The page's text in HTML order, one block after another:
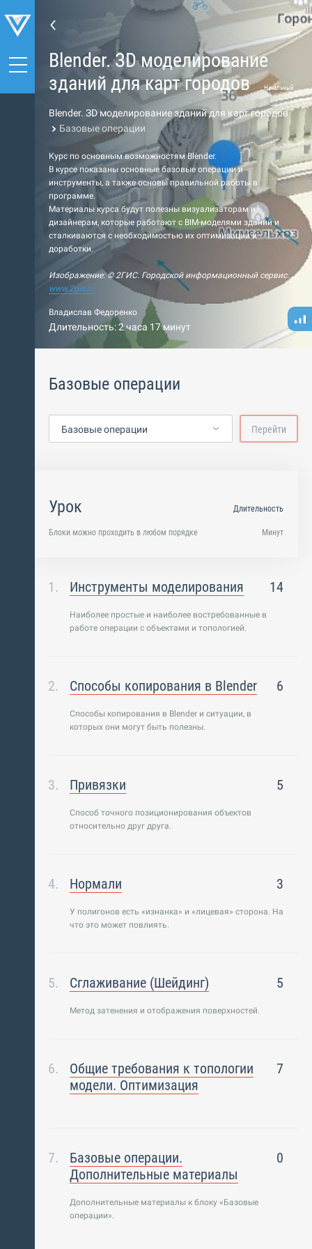
Blender. ЗD моделирование
зданий для карт городов
Начальный
Blender. ЗD моделирование зданий для карт городов
Базовые операции
Курс по основным возможностям Blender.
В курсе показаны основные базовые операции и
инструменты, а также основы правильной работы в
программе.
Материалы курса будут полезны визуализаторам и
дизайнерам, которые работают с BIM-моделями зданий и
сталкиваются с необходимостью их оптимизации и
доработки.
Изображение: © 2ГИС. Городской информационный сервис.
www.2gis.ru
Владислав Федоренко
Длительность: 2 часа 17 минут
Базовые операции
Базовые операции Перейти
Урок
Блоки можно проходить в любом порядке
Длительность
Минут
Инструменты моделирования 14
Наиболее простые и наиболее востребованные в
работе операции с объектами и топологией.
Способы копирования в Blender 6
Способы копирования в Blender и ситуации, в
которых они могут быть полезны.
Привязки 5
Способ точного позиционирования объектов
относительно друг друга.
Нормали 3
У полигонов есть «изнанка» и «лицевая» сторона. На
что это может повлиять.
Сглаживание (Шейдинг) 5
Метод затенения и отображения поверхностей.
Общие требования к топологии
модели. Оптимизация
7
Базовые операции.
Дополнительные материалы
0
Дополнительные материалы к блоку «Базовые
операции».